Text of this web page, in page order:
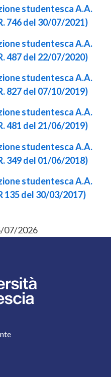
studentesca A.A.
746 del 30/07/2021)
studentesca A.A.
487 del 22/07/2020)
studentesca A.A.
827 del 07/10/2019)
studentesca A.A.
481 del 21/06/2019)
studentesca A.A.
349 del 01/06/2018)
studentesca A.A.
135 del 30/03/2017)
07/2026